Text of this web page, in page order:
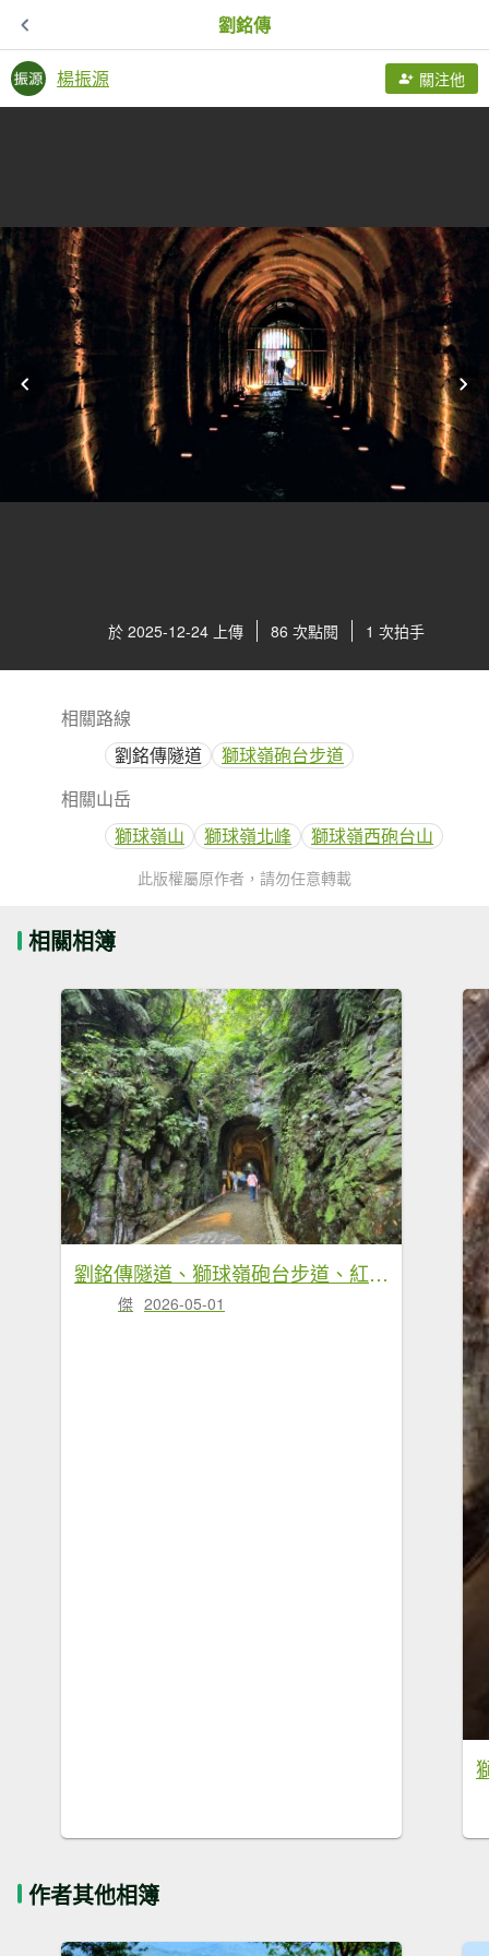
劉銘傳
楊振源 關注他
於 2025-12-24 上傳 86 次點閱 1 次拍手
相關路線
劉銘傳隧道
獅球嶺砲台步道
相關山岳
獅球嶺山
獅球嶺北峰 獅球嶺西砲台山
此版權屬原作者，請勿任意轉載
相關相簿
劉銘傳隧道、獅球嶺砲台步道、紅龍山
傑 2026-05-01
作者其他相簿